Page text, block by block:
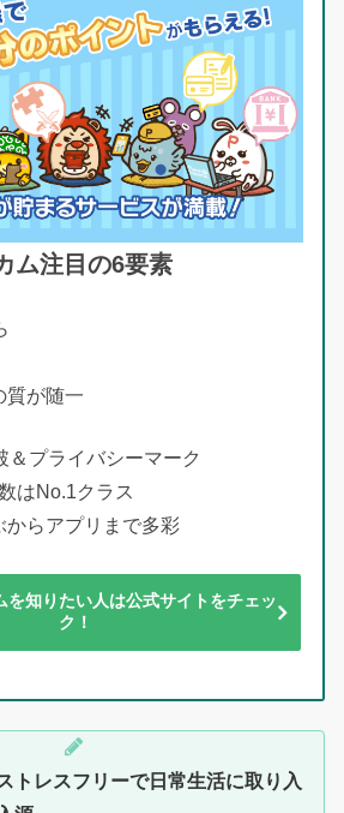
ム注目の6要素
質が随一
＆プライバシーマーク
はNo.1クラス
からアプリまで多彩
を知りたい人は公式サイトをチェッ
ク！
トレスフリーで日常生活に取り入